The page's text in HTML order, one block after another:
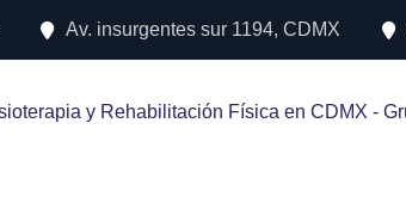
Av. insurgentes sur 1194, CDMX